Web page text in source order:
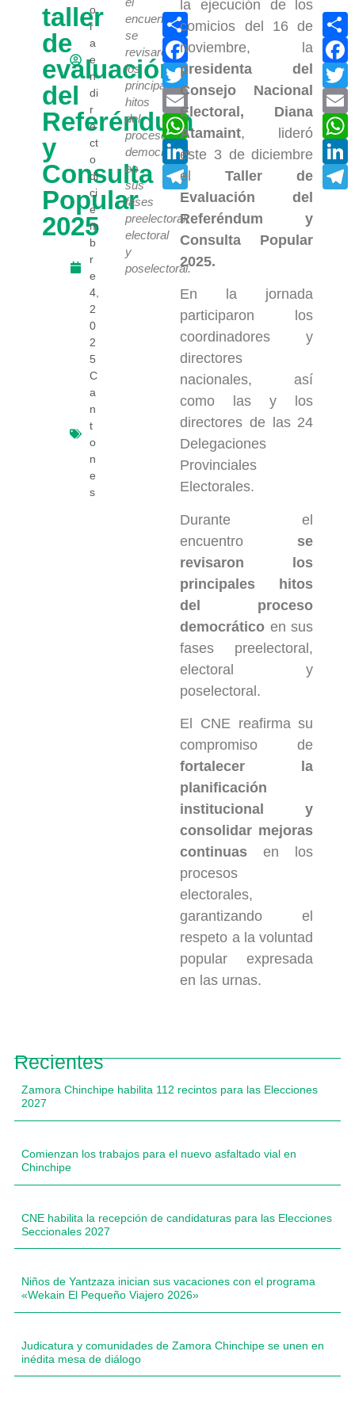
taller
de
evaluación
del
Referéndum
y
Consulta
Popular
2025
o
r
a
e
n
di
r
e
ct
o
di
ci
e
m
b
r
e
4,
2
0
2
5
C
a
n
t
o
n
e
s
encuentro
se
revisaron
los
principales
hitos
del
proceso
democrático
en
sus
fases
preelectoral,
electoral
y
poselectoral.
Compartir
Facebook
Twitter
Email
WhatsApp
LinkedIn
Telegram
la ejecución de los
comicios del 16 de
noviembre, la
presidenta del
Consejo Nacional
Electoral, Diana
Atamaint, lideró
este 3 de diciembre
elTaller de
Evaluación del
Referéndum y
Consulta Popular
2025.
En la jornada
participaron los
coordinadores y
directores
nacionales, así
como las y los
directores de las 24
Delegaciones
Provinciales
Electorales.
Durante el
encuentro se
revisaron los
principales hitos
del proceso
democrático en sus
fases preelectoral,
electoral y
poselectoral.
El CNE reafirma su
compromiso de
fortalecer la
planificación
institucional y
consolidar mejoras
continuas en los
procesos
electorales,
garantizando el
respeto a la voluntad
popular expresada
en las urnas.
Recientes
Zamora Chinchipe habilita 112 recintos para las Elecciones
2027
Comienzan los trabajos para el nuevo asfaltado vial en
Chinchipe
CNE habilita la recepción de candidaturas para las Elecciones
Seccionales 2027
Niños de Yantzaza inician sus vacaciones con el programa
«Wekain El Pequeño Viajero 2026»
Judicatura y comunidades de Zamora Chinchipe se unen en
inédita mesa de diálogo